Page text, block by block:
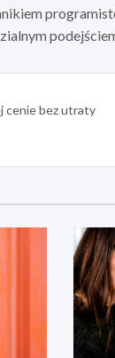
cenie bez utraty